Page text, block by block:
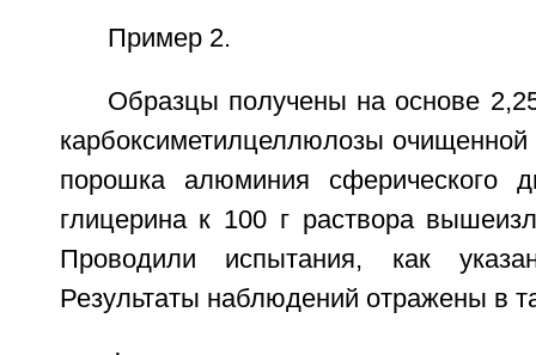
Пример 2.
Образцы получены на основе
карбоксиметилцеллюлозы
порошка алюминия сферического
глицерина к 100 г раствора
Проводили испытания, как
Результаты наблюдений отражены в